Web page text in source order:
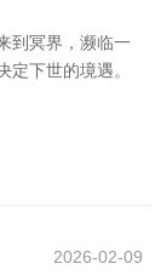
到冥界，濒临一
下世的境遇。
2026-02-09